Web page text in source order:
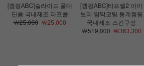
[캠핑ABC]슬라이드 폴대
단품 국내제조 타프폴
￦25,000￦25,000
[캠핑ABC]타프쉘2 아이
보리 암막코팅 동계캠핑
국내제조 스킨구성
￦519,000￦363,300